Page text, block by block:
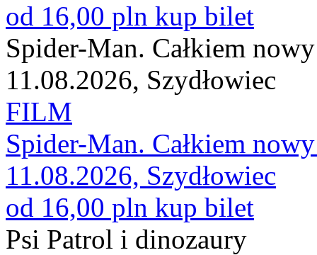
od 16,00 pln kup bilet
Spider-Man. Całkiem
11.08.2026, Szydłowiec
FILM
Spider-Man. Całkiem
11.08.2026, Szydłowiec
od 16,00 pln kup bilet
Psi Patrol i dinozaury